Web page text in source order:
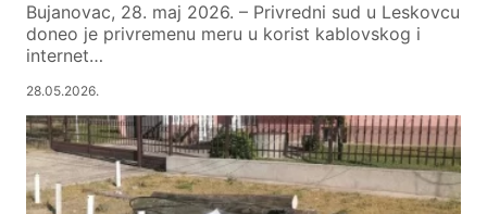
Bujanovac, 28. maj 2026. – Privredni sud u Leskovcu
doneo je privremenu meru u korist kablovskog i
internet…
28.05.2026.